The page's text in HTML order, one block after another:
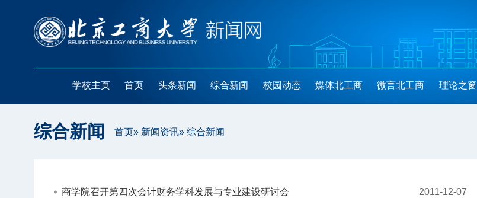
学校主页 首页 头条新闻 综合新闻 校园动态 媒体北工商 微言北工商 理论之窗
综合新闻 首页» 新闻资讯» 综合新闻
2011-12-07
商学院召开第四次会计财务学科发展与专业建设研讨会​